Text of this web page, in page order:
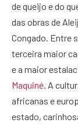
de queijo e do
das obras de
Congado. Entre
terceira maior
e a maior
Maquiné. A
africanas e
estado,